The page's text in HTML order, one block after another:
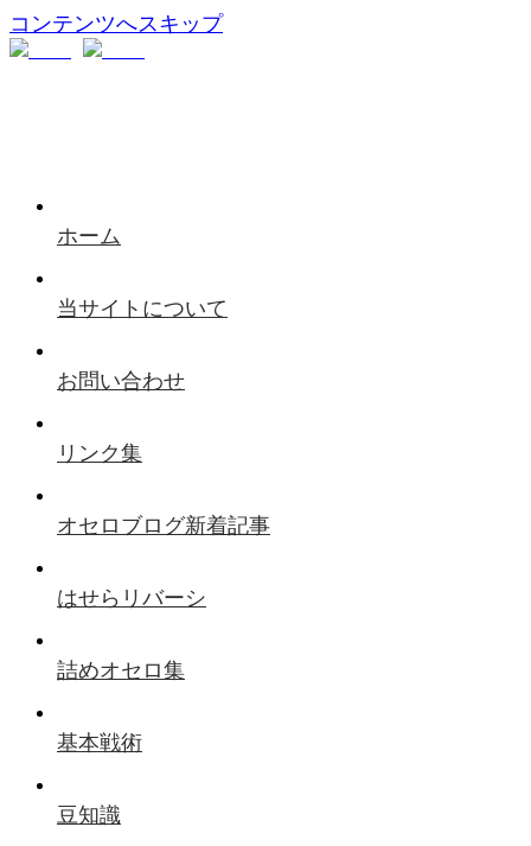
コンテンツへスキップ
ホーム
当サイトについて
お問い合わせ
リンク集
オセロブログ新着記事
はせらリバーシ
詰めオセロ集
基本戦術
豆知識